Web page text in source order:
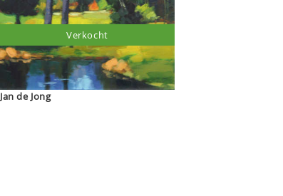
Jan de Jong
Verkocht